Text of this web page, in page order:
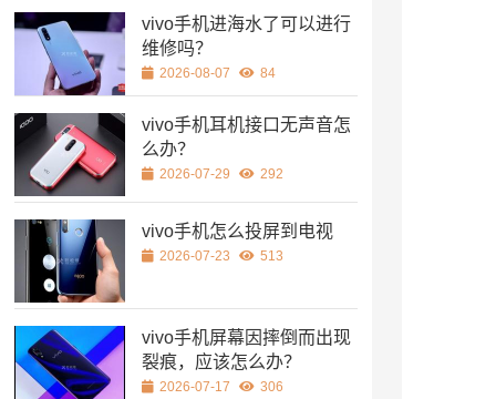
vivo手机进海水了可以进行
维修吗？
2026-08-07 84
vivo手机耳机接口无声音怎
么办？
2026-07-29 292
vivo手机怎么投屏到电视
2026-07-23 513
vivo手机屏幕因摔倒而出现
裂痕，应该怎么办？
2026-07-17 306